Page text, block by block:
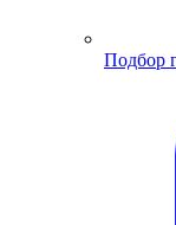
Подбор